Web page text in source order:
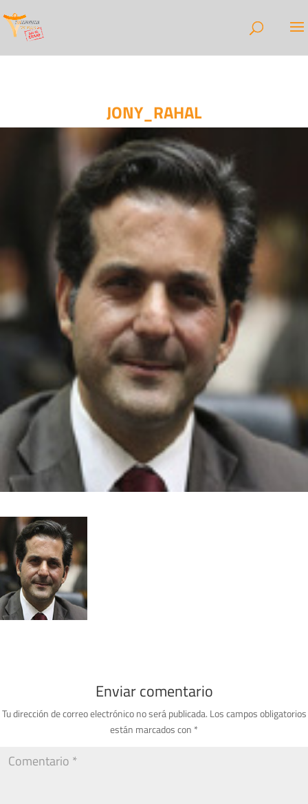
JONY_RAHAL
Enviar comentario
Tu dirección de correo electrónico no será publicada. Los campos obligatorios
están marcados con *